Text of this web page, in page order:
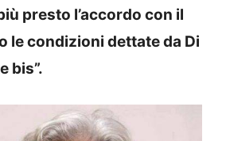
presto l’accordo con il
le condizioni dettate da Di
bis”.